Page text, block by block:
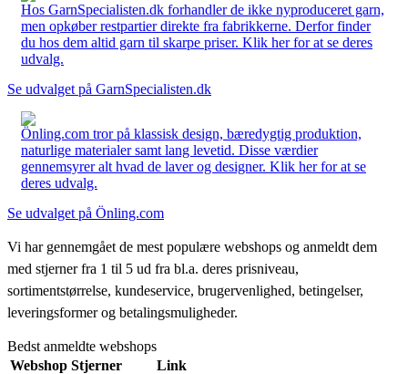
Hos GarnSpecialisten.dk forhandler de ikke nyproduceret garn,
men opkøber restpartier direkte fra fabrikkerne. Derfor finder
du hos dem altid garn til skarpe priser. Klik her for at se deres
udvalg.
Se udvalget på GarnSpecialisten.dk
Önling.com tror på klassisk design, bæredygtig produktion,
naturlige materialer samt lang levetid. Disse værdier
gennemsyrer alt hvad de laver og designer. Klik her for at se
deres udvalg.
Se udvalget på Önling.com
Vi har gennemgået de mest populære webshops og anmeldt dem
med stjerner fra 1 til 5 ud fra bl.a. deres prisniveau,
sortimentstørrelse, kundeservice, brugervenlighed, betingelser,
leveringsformer og betalingsmuligheder.
Bedst anmeldte webshops
Webshop Stjerner
Link